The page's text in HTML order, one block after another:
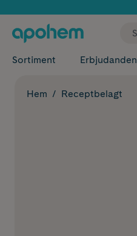
Sortiment Erbjudanden
Hem Receptbelagt